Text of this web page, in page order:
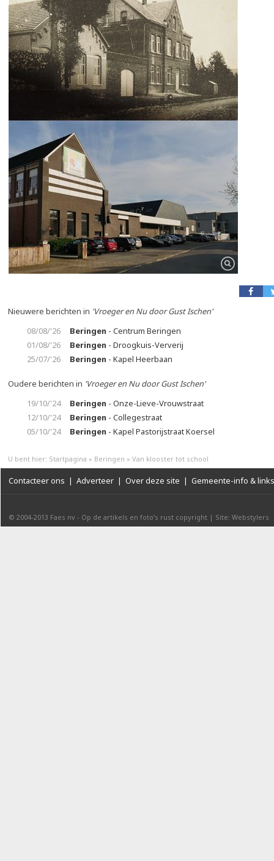
Nieuwere berichten in 'Vroeger en Nu door Gust Ischen'
08/08/'26
Beringen - Centrum Beringen
01/08/'26
Beringen - Droogkuis-Ververij
25/07/'26
Beringen - Kapel Heerbaan
Oudere berichten in 'Vroeger en Nu door Gust Ischen'
19/10/'24
Beringen - Onze-Lieve-Vrouwstraat
12/10/'24
Beringen - Collegestraat
05/10/'24
Beringen - Kapel Pastorijstraat Koersel
U bent hier: Startpagina » Beringen » Van klooster tot school
Contacteer ons | Adverteer | Over deze site | Gemeente-info & links
© 2004-2013 Faes nv - Op de artikels en foto’s rust copyright | Site: Webstylers